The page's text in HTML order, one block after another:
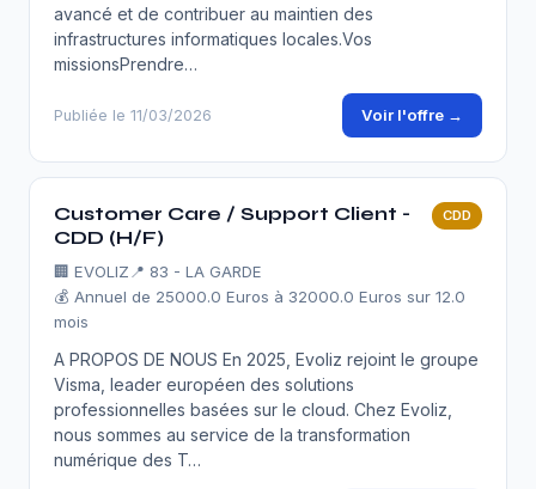
avancé et de contribuer au maintien des
infrastructures informatiques locales.Vos
missionsPrendre…
Publiée le 11/03/2026 Voir l'offre →
Customer Care / Support Client -
CDD (H/F)
CDD
🏢 EVOLIZ 📍 83 - LA GARDE
💰 Annuel de 25000.0 Euros à 32000.0 Euros sur 12.0
mois
A PROPOS DE NOUS En 2025, Evoliz rejoint le groupe
Visma, leader européen des solutions
professionnelles basées sur le cloud. Chez Evoliz,
nous sommes au service de la transformation
numérique des T…